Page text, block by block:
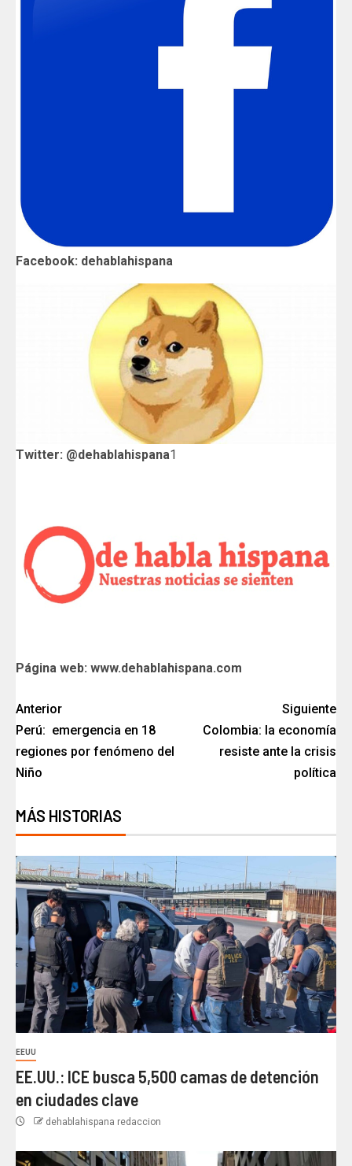
Facebook: dehablahispana
Twitter: @dehablahispana1
Página web: www.dehablahispana.com
Anterior
Perú: emergencia en 18
regiones por fenómeno del
Niño
Siguiente
Colombia: la economía
resiste ante la crisis
política
MÁS HISTORIAS
EEUU
EE.UU.: ICE busca 5,500 camas de detención
en ciudades clave
dehablahispana redaccion